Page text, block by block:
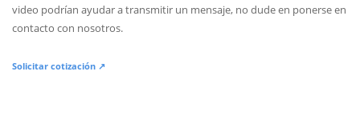
video podrían ayudar a transmitir un mensaje, no dude en ponerse en
contacto con nosotros.
Solicitar cotización ↗